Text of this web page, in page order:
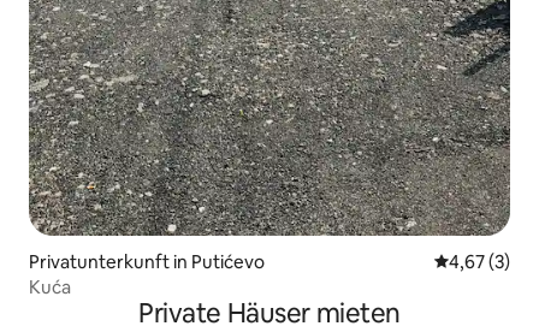
Privatunterkunft in Putićevo
4,67 (3)
Kuća
Private Häuser mieten